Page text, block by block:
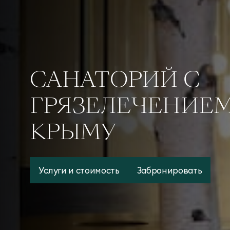
САНАТОРИЙ С
КРЫМУ
Услуги и стоимость Забронировать